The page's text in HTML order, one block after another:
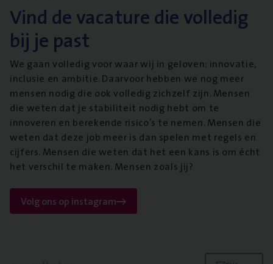
Vind de vacature die volledig
bij je past
We gaan volledig voor waar wij in geloven: innovatie,
inclusie en ambitie. Daarvoor hebben we nog meer
mensen nodig die ook volledig zichzelf zijn. Mensen
die weten dat je stabiliteit nodig hebt om te
innoveren en berekende risico’s te nemen. Mensen die
weten dat deze job meer is dan spelen met regels en
cijfers. Mensen die weten dat het een kans is om écht
het verschil te maken. Mensen zoals jij?
Volg ons op instagram